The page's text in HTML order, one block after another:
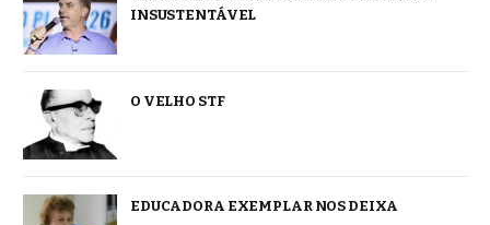
INSUSTENTÁVEL
O VELHO STF
EDUCADORA EXEMPLAR NOS DEIXA